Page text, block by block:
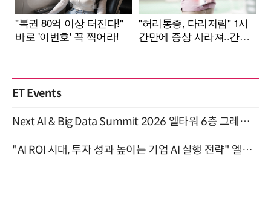
ET Events
Next AI & Big Data Summit 2026 엘타워 6층 그레이스홀 개최 (9/18)
"AI ROI 시대, 투자 성과 높이는 기업 AI 실행 전략" 엘타워 6층 (9월 18일)